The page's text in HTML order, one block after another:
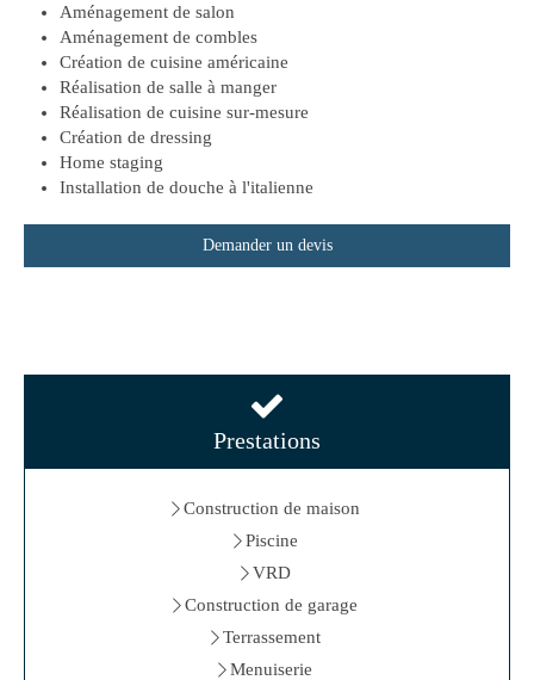
Aménagement de salon
Aménagement de combles
Création de cuisine américaine
Réalisation de salle à manger
Réalisation de cuisine sur-mesure
Création de dressing
Home staging
Installation de douche à l'italienne
Demander un devis
Prestations
Construction de maison
Piscine
VRD
Construction de garage
Terrassement
Menuiserie